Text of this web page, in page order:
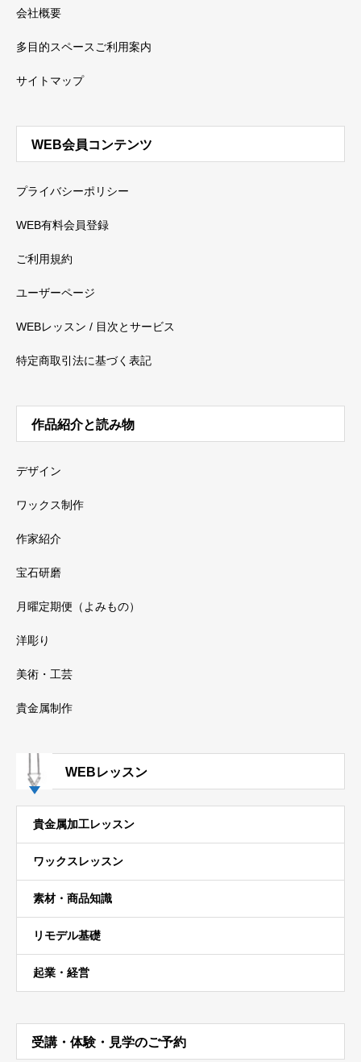
会社概要
多目的スペースご利用案内
サイトマップ
WEB会員コンテンツ
プライバシーポリシー
WEB有料会員登録
ご利用規約
ユーザーページ
WEBレッスン / 目次とサービス
特定商取引法に基づく表記
作品紹介と読み物
デザイン
ワックス制作
作家紹介
宝石研磨
月曜定期便（よみもの）
洋彫り
美術・工芸
貴金属制作
WEBレッスン
貴金属加工レッスン
ワックスレッスン
素材・商品知識
リモデル基礎
起業・経営
受講・体験・見学のご予約